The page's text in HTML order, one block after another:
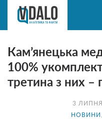
3
НОВИНИ
Кам’янецька
100%
третина з них –